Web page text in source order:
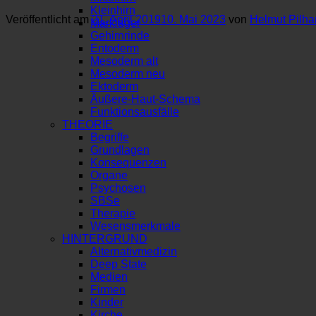
Kleinhirn
Marklager
Gehirnrinde
Entoderm
Mesoderm alt
Mesoderm neu
Ektoderm
Äußere-Haut-Schema
Funktionsausfälle
THEORIE
Begriffe
Grundlagen
Konsequenzen
Organe
Psychosen
SBSe
Therapie
Wesensmerkmale
HINTERGRUND
Alternativmedizin
Deep State
Medien
Firmen
Kinder
Veröffentlicht am21. April 201910. Mai 2023 von Helmut